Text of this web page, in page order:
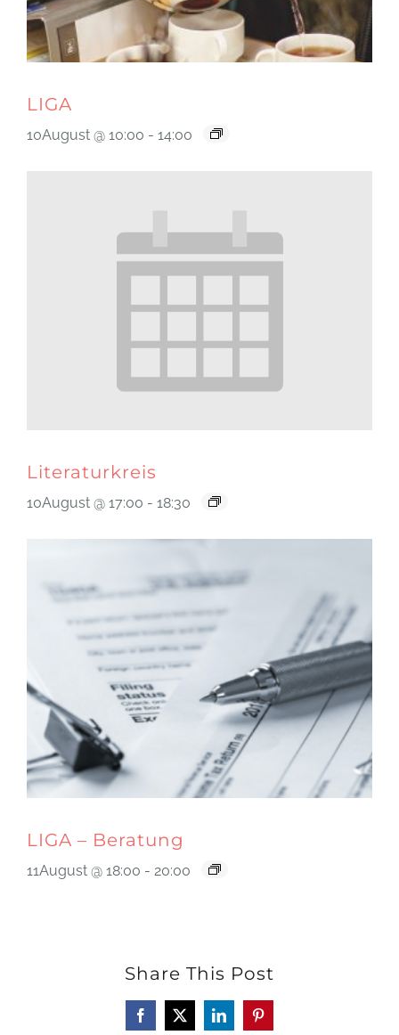
LIGA
10August @ 10:00 - 14:00
Literaturkreis
10August @ 17:00 - 18:30
LIGA – Beratung
11August @ 18:00 - 20:00
Share This Post
Facebook
X LinkedInPinterest